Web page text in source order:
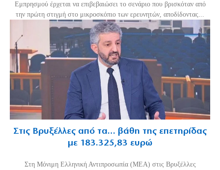
Εμπρησμού έρχεται να επιβεβαιώσει το σενάριο που βρισκόταν από
την πρώτη στιγμή στο μικροσκόπιο των ερευνητών, αποδίδοντας...
Στις Βρυξέλλες από τα… βάθη της επετηρίδας
με 183.325,83 ευρώ
Στη Μόνιμη Ελληνική Αντιπροσωπία (ΜΕΑ) στις Βρυξέλλες